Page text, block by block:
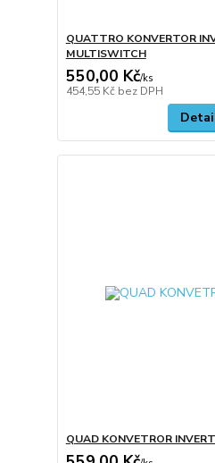
QUATTRO KONVERTOR
MULTISWITCH
550,00 Kč/ks
454,55 Kč bez DPH
QUAD KONVETROR